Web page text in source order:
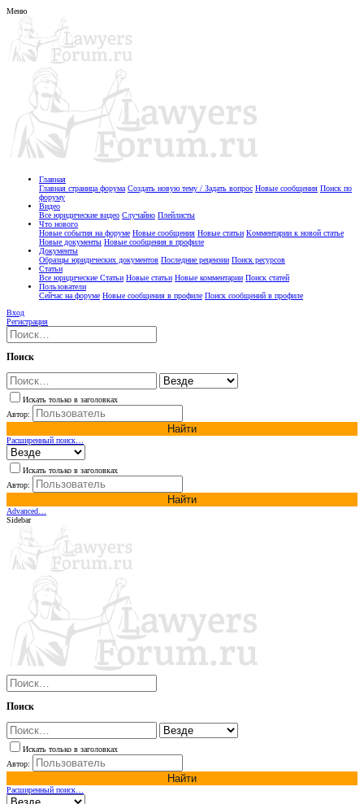
Меню
Главная
Главная страница форума Создать новую тему / Задать вопрос Новые сообщения Поиск по
форуму
Видео
Все юридические видео Случайно Плейлисты
Что нового
Новые события на форуме Новые сообщения Новые статьи Комментарии к новой статье
Новые документы Новые сообщения в профиле
Документы
Образцы юридических документов Последние рецензии Поиск ресурсов
Статьи
Все юридические Статьи Новые статьи Новые комментарии Поиск статей
Пользователи
Сейчас на форуме Новые сообщения в профиле Поиск сообщений в профиле
Вход
Регистрация
Поиск
Искать только в заголовках
Автор:
Найти
Расширенный поиск…
Искать только в заголовках
Автор:
Найти
Advanced…
Sidebar
Поиск
Искать только в заголовках
Автор:
Найти
Расширенный поиск…